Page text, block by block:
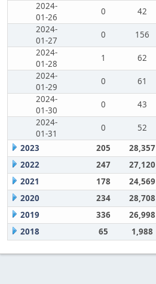
2024-
01-26
0 42
2024-
01-27
0 156
2024-
01-28
1 62
2024-
01-29
0 61
2024-
01-30
0 43
2024-
01-31
0 52
2023
205 28,357
2022
247 27,120
2021
178 24,569
2020
234 28,708
2019
336 26,998
2018
65 1,988